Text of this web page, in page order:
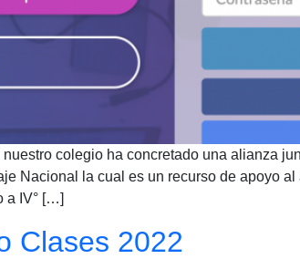
colegio ha concretado una alianza
Nacional la cual es un recurso de apoyo
a IV° […]
Clases 2022